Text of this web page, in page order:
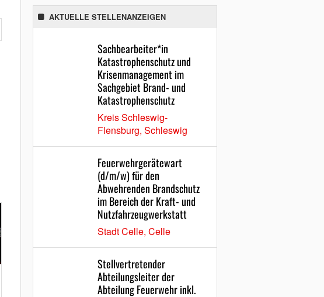
AKTUELLE STELLENANZEIGEN
Sachbearbeiter*in
Katastrophenschutz und
Krisenmanagement im
Sachgebiet Brand- und
Katastrophenschutz
Kreis Schleswig-
Flensburg, Schleswig
Feuerwehrgerätewart
(d/m/w) für den
Abwehrenden Brandschutz
im Bereich der Kraft- und
Nutzfahrzeugwerkstatt
Stadt Celle, Celle
Stellvertretender
Abteilungsleiter der
Abteilung Feuerwehr inkl.